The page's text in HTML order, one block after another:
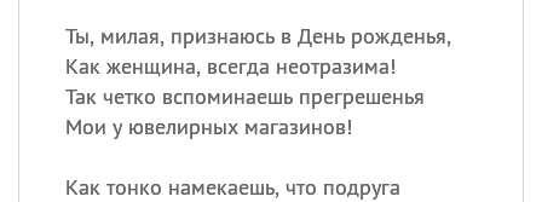
Ты, милая, признаюсь в День рожденья,
Как женщина, всегда неотразима!
Так четко вспоминаешь прегрешенья
Мои у ювелирных магазинов!
Как тонко намекаешь, что подруга